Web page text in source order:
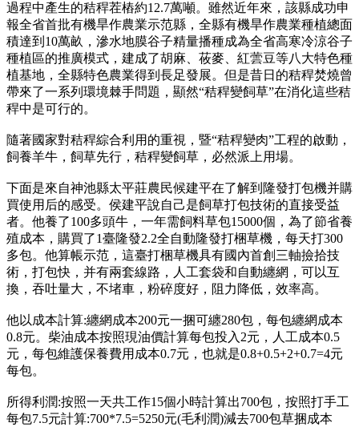
過程中產生的秸稈茬樁約12.7萬噸。雖然近年來，該縣成功申
報全省首批有機旱作農業示范縣，全縣有機旱作農業種植總面
積達到10萬畝，滲水地膜谷子精量播種成為全省高寒冷涼谷子
種植區的推廣模式，建成了胡麻、莜麥、紅蕓豆等八大特色種
植基地，全縣特色農業得到長足發展。但是昔日的秸稈焚燒曾
帶來了一系列環境棘手問題，顯然“秸稈變飼草”在消化這些秸
稈中是可行的。
隨著國家對秸稈綜合利用的重視，暨“秸稈變肉”工程的啟動，
飼養羊牛，飼草先行，秸稈變飼草，必然派上用場。
下面是來自神池縣太平莊農民候建平在了解到隆發打包機并購
買使用后的感受。侯建平說自己是飼草打包技術的直接受益
者。他養了100多頭牛，一年需飼料草包15000個，為了節省養
殖成本，購買了1臺隆發2.2全自動隆發打梱草機，每天打300
多包。他算帳示范，這臺打梱草機具有國內首創三軸撿拾技
術，打包快，并有兩套線路，人工套袋和自動纏網，可以互
換，吞吐量大，不堵車，粉碎度好，阻力降低，效率高。
他以成本計算:纏網成本200元一捆可纏280包，每包纏網成本
0.8元。柴油成本按照現油價計算每包投入2元，人工成本0.5
元，每包維護保養費用成本0.7元，也就是0.8+0.5+2+0.7=4元
每包。
所得利潤:按照一天共工作15個小時計算出700包，按照打手工
每包7.5元計算:700*7.5=5250元(毛利潤)減去700包草捆成本